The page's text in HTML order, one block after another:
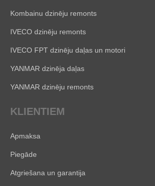
Kombainu dzinēju remonts
IVECO dzinēju remonts
IVECO FPT dzinēju daļas un motori
YANMAR dzinēja daļas
YANMAR dzinēju remonts
KLIENTIEM
Apmaksa
Piegāde
Atgriešana un garantija